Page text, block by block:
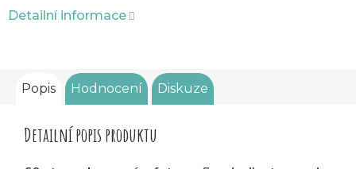
Detailní informace
Popis Hodnocení Diskuze
Detailní popis produktu